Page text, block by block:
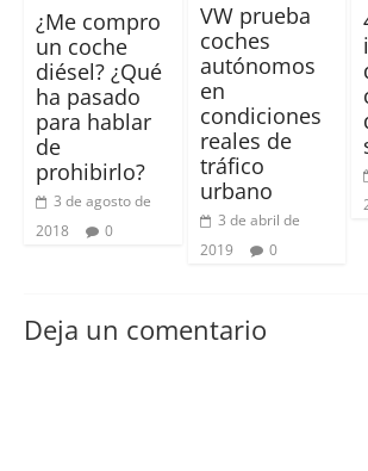
¿Me compro
un coche
diésel? ¿Qué
ha pasado
para hablar
de
prohibirlo?
3 de agosto de
2018
0
VW prueba
coches
autónomos
en
condiciones
reales de
tráfico
urbano
3 de abril de
2019
0
Deja un comentario